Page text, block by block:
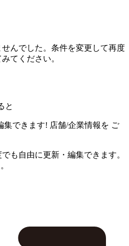
んでした。条件を変更して再度
てください。
と
集できます! 店舗/企業情報を ご
も自由に更新・編集できます。